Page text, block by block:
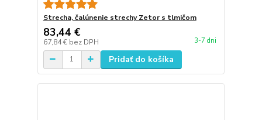
Strecha, čalúnenie strechy Zetor s tlmičom
83,44 €
67,84 € bez DPH 3-7 dni
Pridať do košíka